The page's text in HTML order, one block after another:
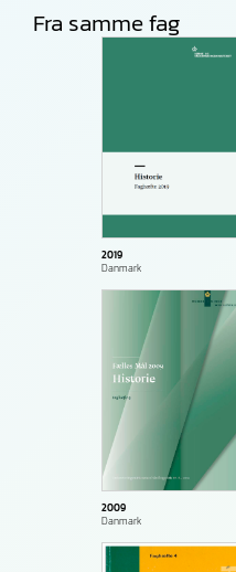
Fra samme fag
2019
Danmark
2009
Danmark